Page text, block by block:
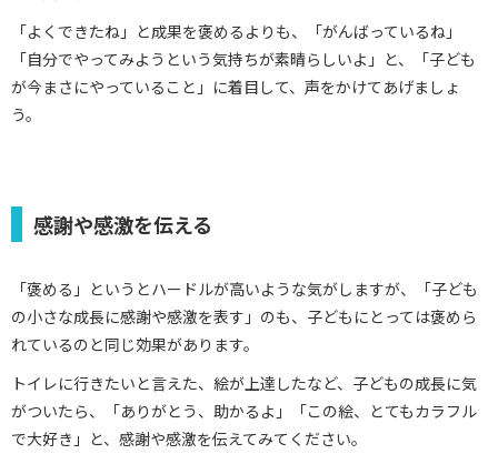
「よくできたね」と成果を褒めるよりも、「がんばっているね」
「自分でやってみようという気持ちが素晴らしいよ」と、「子ども
が今まさにやっていること」に着目して、声をかけてあげましょ
う。
感謝や感激を伝える
「褒める」というとハードルが高いような気がしますが、「子ども
の小さな成長に感謝や感激を表す」のも、子どもにとっては褒めら
れているのと同じ効果があります。
トイレに行きたいと言えた、絵が上達したなど、子どもの成長に気
がついたら、「ありがとう、助かるよ」「この絵、とてもカラフル
で大好き」と、感謝や感激を伝えてみてください。